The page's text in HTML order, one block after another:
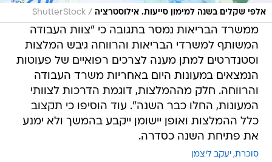
אלפי שקלים בשנה למימון סייעות. אילוסטרציה /
ShutterStock
ממשרד הבריאות נמסר בתגובה כי "צוות העבודה
המשותף למשרדי הבריאות והרווחה גיבש המלצות
וסטנדרטים למתן מענה לצרכים רפואיים של פעוטות
הנמצאים במעונות היום באחריות משרד העבודה
והרווחה. חלק מההמלצות, דוגמת הדרכות לצוותי
המעונות, החלו כבר השנה". עוד הוסיפו כי תקצוב
כלל ההמלצות ואופן יישומן ייקבע בהמשך ולא ימנע
את פתיחת השנה כסדרה.
סוכרת יעקב ליצמן